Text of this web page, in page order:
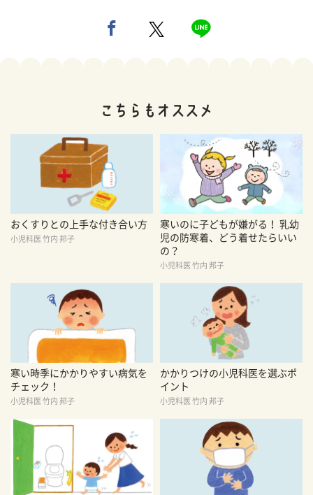
おくすりとの上手な付き合い方
小児科医 竹内 邦子
寒いのに子どもが嫌がる！ 乳幼
児の防寒着、どう着せたらいい
の？
小児科医 竹内 邦子
寒い時季にかかりやすい病気を
チェック！
小児科医 竹内 邦子
かかりつけの小児科医を選ぶポ
イント
小児科医 竹内 邦子